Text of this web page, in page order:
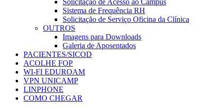
Solicitação de Acesso ao Campus
Sistema de Frequência RH
Solicitação de Serviço Oficina da Clínica
OUTROS
Imagens para Downloads
Galeria de Aposentados
PACIENTES/SICOD
ACOLHE FOP
WI-FI EDUROAM
VPN UNICAMP
LINPHONE
COMO CHEGAR